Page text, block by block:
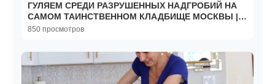
ГУЛЯЕМ СРЕДИ РАЗРУШЕННЫХ НАДГРОБИЙ НА
САМОМ ТАИНСТВЕННОМ КЛАДБИЩЕ МОСКВЫ |
ДОНСКОЕ КЛАДБИЩЕ 08.2026
850 просмотров